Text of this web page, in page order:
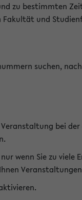
zu bestimmten
Fakultät und
suchen,
bei der
wenn Sie zu viele